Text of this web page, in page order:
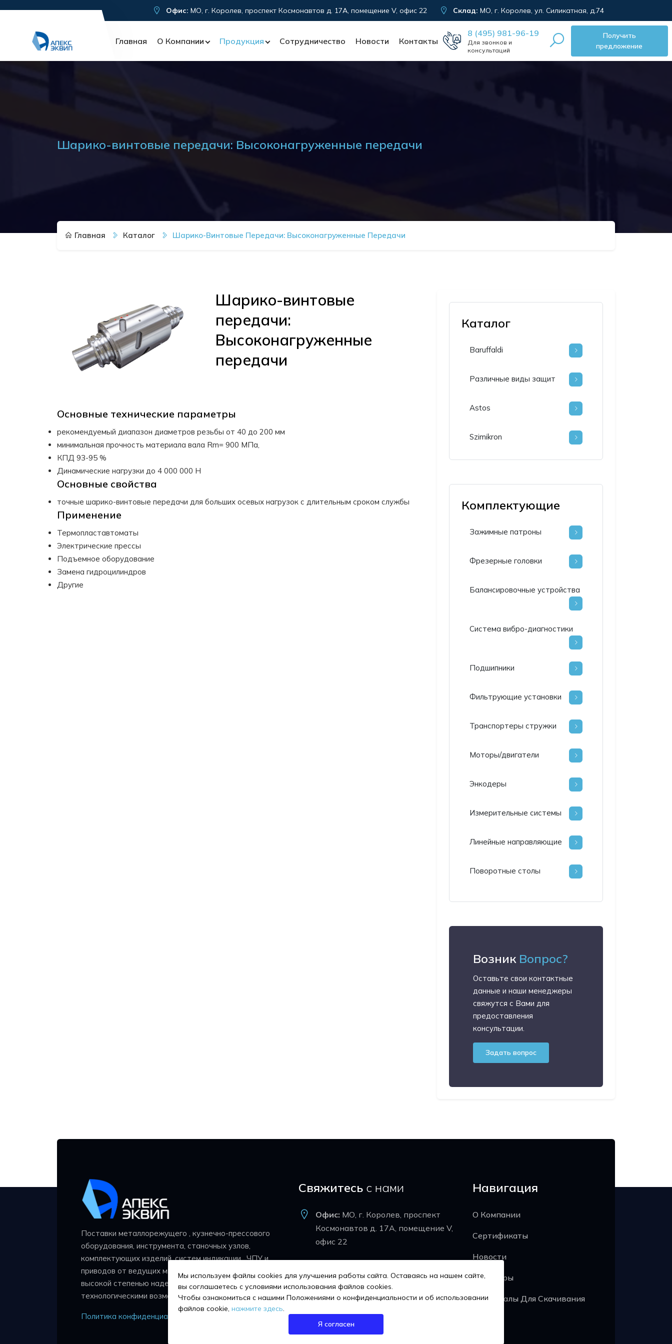
Офис: МО, г. Королев, проспект Космонавтов д. 17А, помещение V, офис 22 Склад: МО, г. Королев, ул. Силикатная, д.74
Главная О Компании Продукция Сотрудничество Новости Контакты
8 (495) 981-96-19
Для звонков и
консультаций
Получить
предложение
Шарико-винтовые передачи: Высоконагруженные передачи
Главная Каталог Шарико-Винтовые Передачи: Высоконагруженные Передачи
Шарико-винтовые
передачи:
Высоконагруженные
передачи
Основные технические параметры
рекомендуемый диапазон диаметров резьбы от 40 до 200 мм
минимальная прочность материала вала Rm= 900 МПа,
КПД 93-95 %
Динамические нагрузки до 4 000 000 Н
Основные свойства
точные шарико-винтовые передачи для больших осевых нагрузок с длительным сроком службы
Применение
Термопластавтоматы
Электрические прессы
Подъемное оборудование
Замена гидроцилиндров
Другие
Каталог
Baruffaldi
Различные виды защит
Astos
Szimikron
Комплектующие
Зажимные патроны
Фрезерные головки
Балансировочные устройства
Система вибро-диагностики
Подшипники
Фильтрующие установки
Транспортеры стружки
Моторы/двигатели
Энкодеры
Измерительные системы
Линейные направляющие
Поворотные столы
Возник Вопрос?
Оставьте свои контактные
данные и наши менеджеры
свяжутся с Вами для
предоставления
консультации.
Задать вопрос
Поставки металлорежущего , кузнечно-прессового
оборудования, инструмента, станочных узлов,
комплектующих изделий, систем индикации , ЧПУ и
приводов от ведущих мировых производителей с
высокой степенью надежности и широкими
технологическими возможностями.
Политика конфиденциальности
Свяжитесь с нами
Офис: МО, г. Королев, проспект
Космонавтов д. 17А, помещение V,
офис 22
Силикатная, д.74
Навигация
О Компании
Сертификаты
Новости
Партнёры
Материалы Для Скачивания
Мы используем файлы cookies для улучшения работы сайта. Оставаясь на нашем сайте,
вы соглашаетесь с условиями использования файлов cookies.
Чтобы ознакомиться с нашими Положениями о конфиденциальности и об использовании
файлов cookie, нажмите здесь.
Я согласен